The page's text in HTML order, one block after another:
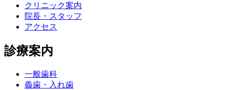
クリニック案内
院長・スタッフ
アクセス
診療案内
一般歯科
義歯・入れ歯